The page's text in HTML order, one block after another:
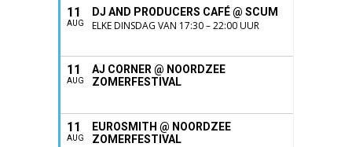
11
AUG
DJ AND PRODUCERS CAFÉ @ SCUM
ELKE DINSDAG VAN 17:30 – 22:00 UUR
11
AUG
AJ CORNER @ NOORDZEE
ZOMERFESTIVAL
11
AUG
EUROSMITH @ NOORDZEE
ZOMERFESTIVAL